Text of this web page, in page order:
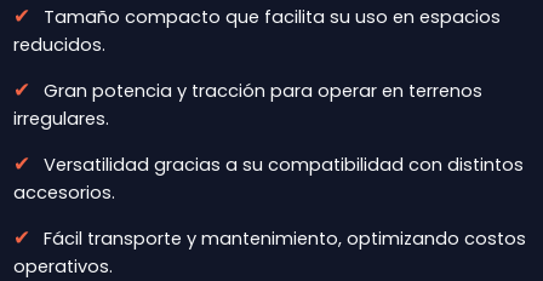
✔
Tamaño compacto que facilita su uso en espacios
reducidos.
✔ Gran potencia y tracción para operar en terrenos
irregulares.
✔ Versatilidad gracias a su compatibilidad con distintos
accesorios.
✔ Fácil transporte y mantenimiento, optimizando costos
operativos.